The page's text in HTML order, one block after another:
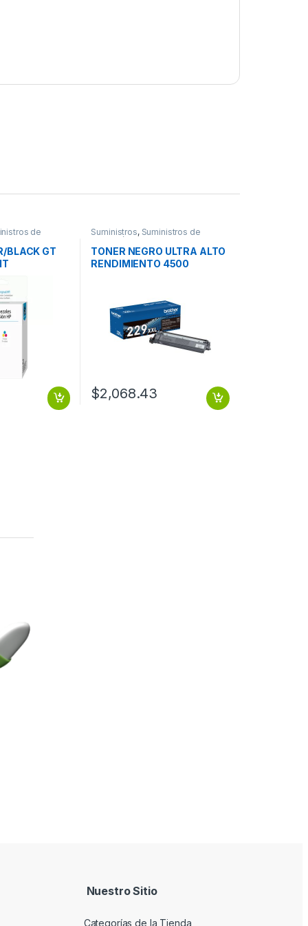
de
BLACK GT
Suministros, Suministros de
Impresión
TONER NEGRO ULTRA ALTO
RENDIMIENTO 4500
$2,068.43
Nuestro Sitio
Categorías de la Tienda